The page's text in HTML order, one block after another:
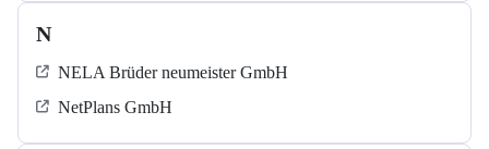
N
NELA Brüder neumeister GmbH
NetPlans GmbH